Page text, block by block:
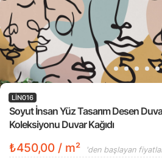
Soyut İnsan Yüz Tasarım Desen
Koleksiyonu Duvar Kağıdı
LIN016
₺450,00 / m² 'den başlayan